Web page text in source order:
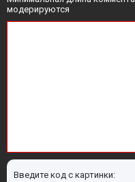
модерируются
Введите код с картинки: